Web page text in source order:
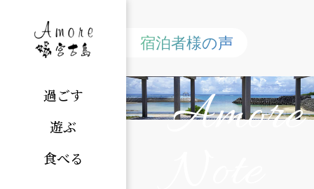
過ごす
遊ぶ
食べる
宿泊者様の声
Amore